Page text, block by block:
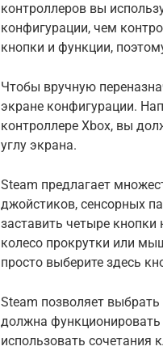
контроллеров вы
конфигурации, чем
кнопки и функции,
Чтобы вручную
экране конфигурации.
контроллере Xbox, вы
углу экрана.
Steam предлагает
джойстиков, сенсорных
заставить четыре
колесо прокрутки или
просто выберите здесь
Steam позволяет
должна
использовать сочетания